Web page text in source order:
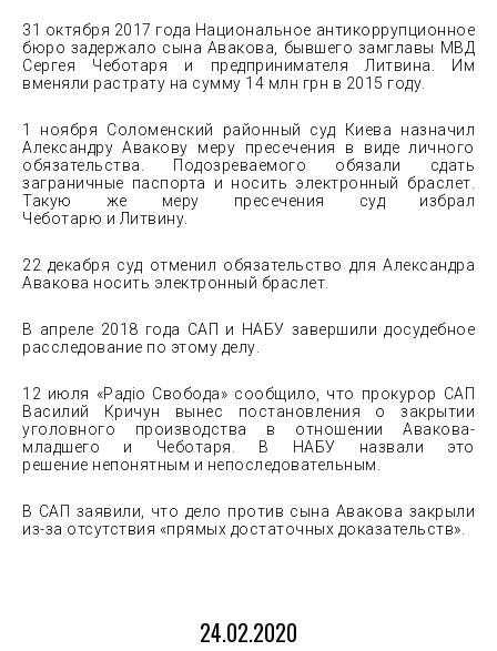
31 октября 2017 года Национальное антикоррупционное
бюро задержало сына Авакова, бывшего замглавы МВД
Сергея Чеботаря и предпринимателя Литвина. Им
вменяли растрату на сумму 14 млн грн в 2015 году.
1 ноября Соломенский районный суд Киева назначил
Александру Авакову меру пресечения в виде личного
обязательства. Подозреваемого обязали сдать
заграничные паспорта и носить электронный браслет.
Такую же меру пресечения суд избрал
Чеботарю и Литвину.
22 декабря суд отменил обязательство для Александра
Авакова носить электронный браслет.
В апреле 2018 года САП и НАБУ завершили досудебное
расследование по этому делу.
12 июля «Радіо Свобода» сообщило, что прокурор САП
Василий Кричун вынес постановления о закрытии
уголовного производства в отношении Авакова-
младшего и Чеботаря. В НАБУ назвали это
решение непонятным и непоследовательным.
В САП заявили, что дело против сына Авакова закрыли
из-за отсутствия «прямых достаточных доказательств».
24.02.2020